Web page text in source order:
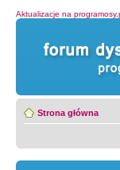
Aktualizacje na
Strona główna